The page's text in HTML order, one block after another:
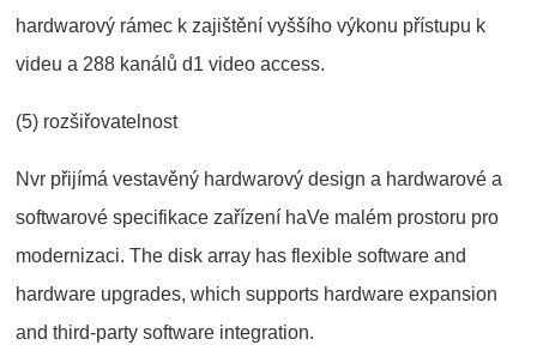
hardwarový rámec k zajištění vyššího výkonu přístupu k
videu a 288 kanálů d1 video access.
(5) rozšiřovatelnost
Nvr přijímá vestavěný hardwarový design a hardwarové a
softwarové specifikace zařízení haVe malém prostoru pro
modernizaci. The disk array has flexible software and
hardware upgrades, which supports hardware expansion
and third-party software integration.